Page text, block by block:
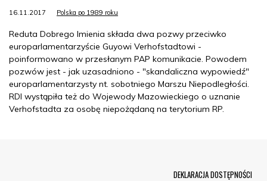
16.11.2017 Polska po 1989 roku
Reduta Dobrego Imienia składa dwa pozwy przeciwko
europarlamentarzyście Guyowi Verhofstadtowi -
poinformowano w przesłanym PAP komunikacie. Powodem
pozwów jest - jak uzasadniono - "skandaliczna wypowiedź"
europarlamentarzysty nt. sobotniego Marszu Niepodległości.
RDI wystąpiła też do Wojewody Mazowieckiego o uznanie
Verhofstadta za osobę niepożądaną na terytorium RP.
DEKLARACJA DOSTĘPNOŚCI